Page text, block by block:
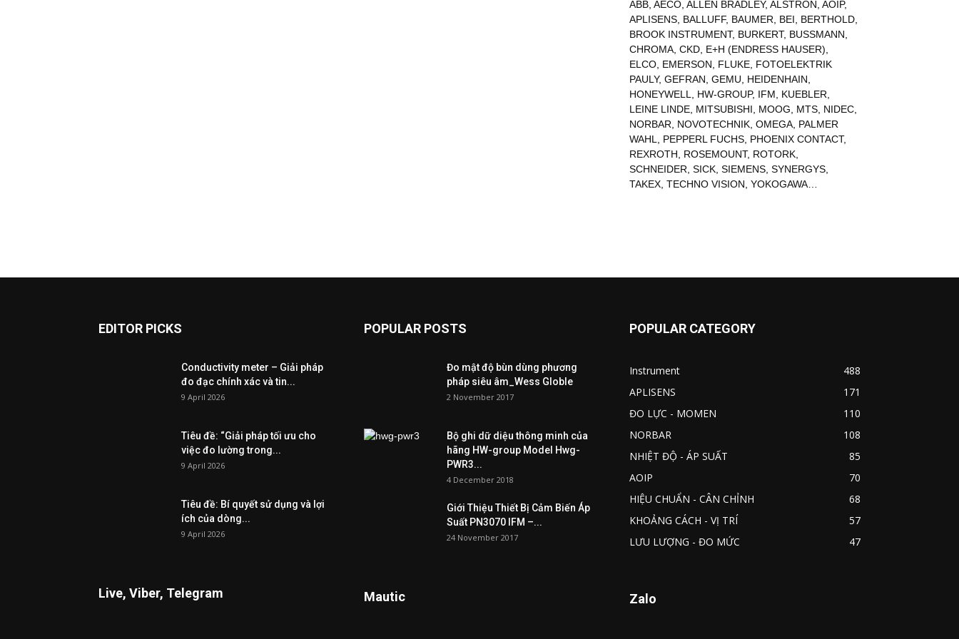
ABB AECO ALLEN BRADLEY, ALSTRON AOIP,
APLISENS BALLUFF, BAUMER BEI BERTHOLD
BROOK INSTRUMENT, BURKERT, BUSSMANN
CHROMA CKD E+H (ENDRESS HAUSER)
ELCO EMERSON FLUKE FOTOELEKTRIK
PAULY, GEFRAN GEMU HEIDENHAIN
HONEYWELL
HW-GROUP, IFM KUEBLER
LEINE LINDE MITSUBISHI MOOG MTS NIDEC
NORBAR
NOVOTECHNIK OMEGA PALMER
WAHL
PEPPERL FUCHS PHOENIX CONTACT,
REXROTH
ROSEMOUNT, ROTORK
SCHNEIDER SICK SIEMENS SYNERGYS
TAKEX TECHNO VISION YOKOGAWA
EDITOR PICKS
Conductivity meter – Giải pháp
đo đạc chính xác và tin...
9 April 2026
Tiêu đề: “Giải pháp tối ưu cho
việc đo lường trong...
9 April 2026
Tiêu đề: Bí quyết sử dụng và lợi
ích của dòng...
9 April 2026
Live, Viber, Telegram
POPULAR POSTS
Đo mật độ bùn dùng phương
pháp siêu âm_Wess Globle
2 November 2017
Bộ ghi dữ diệu thông minh của
hãng HW-group Model Hwg-
PWR3...
4 December 2018
Giới Thiệu Thiết Bị Cảm Biến Áp
Suất PN3070 IFM –...
24 November 2017
Mautic
POPULAR CATEGORY
Instrument
488
APLISENS
171
ĐO LỰC - MOMEN
110
NORBAR
108
NHIỆT ĐỘ - ÁP SUẤT
85
AOIP
70
HIỆU CHUẨN - CÂN CHỈNH
68
KHOẢNG CÁCH - VỊ TRÍ
57
LƯU LƯỢNG - ĐO MỨC
47
Zalo